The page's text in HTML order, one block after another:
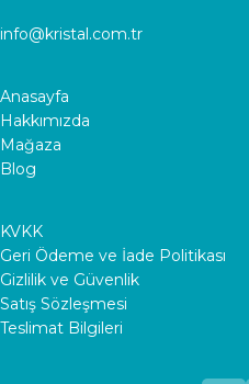
info@kristal.com.tr
Anasayfa
Hakkımızda
Mağaza
Blog
KVKK
Geri Ödeme ve İade Politikası
Gizlilik ve Güvenlik
Satış Sözleşmesi
Teslimat Bilgileri